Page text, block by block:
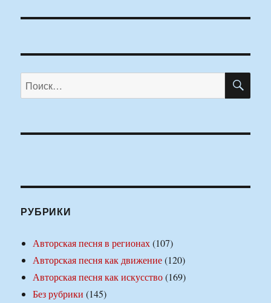
Искать:
РУБРИКИ
Авторская песня в регионах(107)
Авторская песня как движение(120)
Авторская песня как искусство(169)
Без рубрики (145)